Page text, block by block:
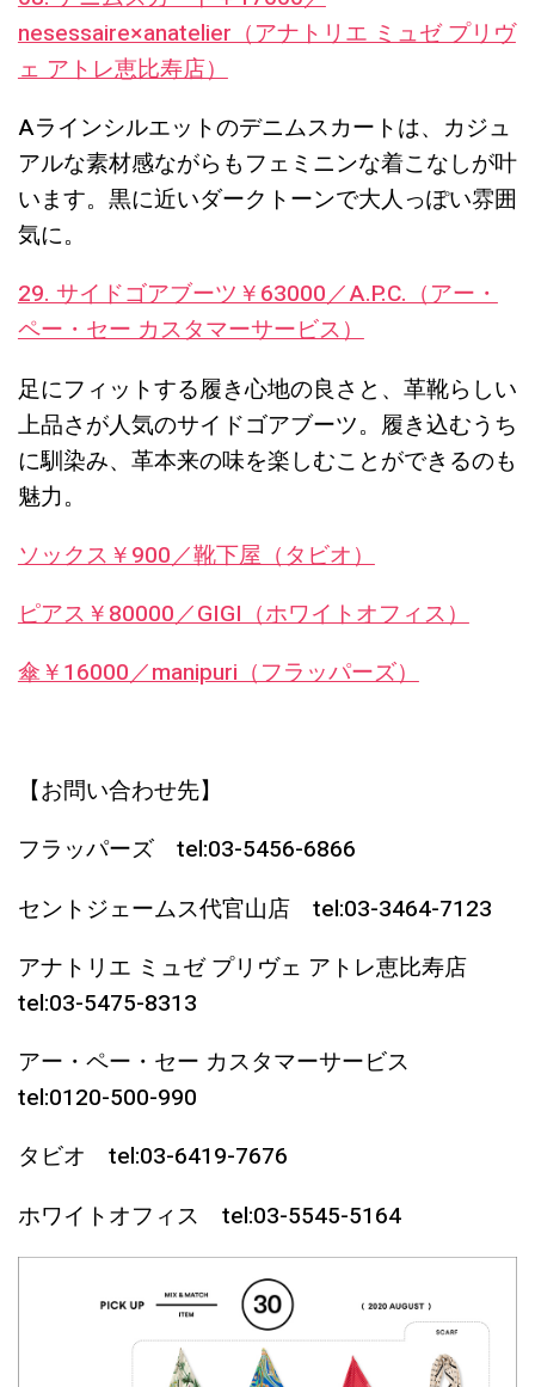
nesessaire×anatelier（アナトリエ ミュゼ プリヴ
ェ アトレ恵比寿店）
Aラインシルエットのデニムスカートは、カジュ
アルな素材感ながらもフェミニンな着こなしが叶
います。黒に近いダークトーンで大人っぽい雰囲
気に。
29. サイドゴアブーツ￥63000／A.P.C.（アー・
ペー・セー カスタマーサービス）
足にフィットする履き心地の良さと、革靴らしい
上品さが人気のサイドゴアブーツ。履き込むうち
に馴染み、革本来の味を楽しむことができるのも
魅力。
ソックス￥900／靴下屋（タビオ）
ピアス￥80000／GIGI（ホワイトオフィス）
傘￥16000／manipuri（フラッパーズ）
【お問い合わせ先】
フラッパーズ tel:03-5456-6866
セントジェームス代官山店 tel:03-3464-7123
アナトリエ ミュゼ プリヴェ アトレ恵比寿店
tel:03-5475-8313
アー・ペー・セー カスタマーサービス
tel:0120-500-990
タビオ tel:03-6419-7676
ホワイトオフィス tel:03-5545-5164